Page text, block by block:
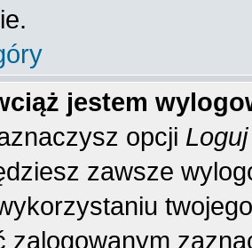
jestem
opcji
zawsze
zalogowanym